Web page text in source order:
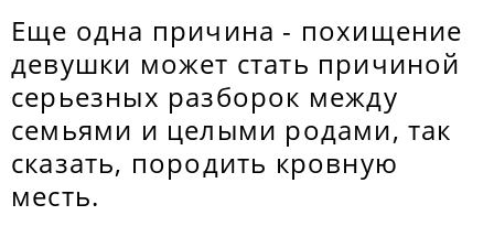
Еще одна причина - похищение
девушки может стать причиной
серьезных разборок между
семьями и целыми родами, так
сказать, породить кровную
месть.